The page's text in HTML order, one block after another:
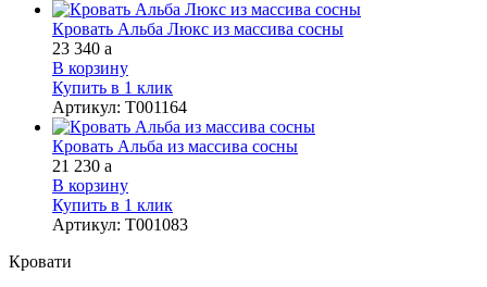
Кровать Альба Люкс из массива сосны
23 340 a
В корзину
Купить в 1 клик
Артикул: Т001164
Кровать Альба из массива сосны
21 230 a
В корзину
Купить в 1 клик
Артикул: Т001083
Кровати